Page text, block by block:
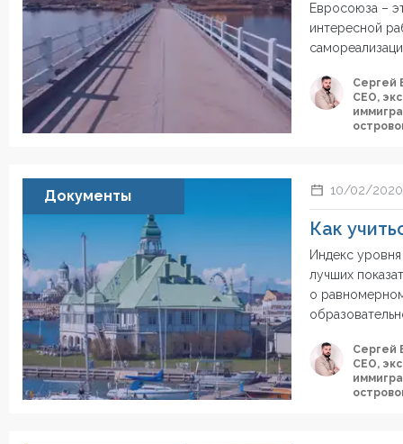
Евросоюза –
интересной
Сергей
СЕО,
Документы 10/02/2020
Как
Индекс
лучших
о
Сергей
СЕО,